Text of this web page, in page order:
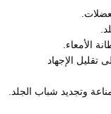
الأمعاء.
تقليل الإجهاد
وتجديد شباب الجلد.